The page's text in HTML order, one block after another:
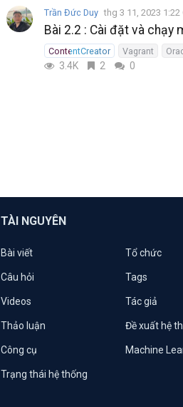
Trần Đức Duy thg 3 11, 2023 1:22
Bài 2.2 : Cài đặt và chạy
ContentCreator Vagrant
3.4K 2 0
TÀI NGUYÊN
Bài viết Tổ chức
Câu hỏi Tags
Videos Tác giả
Thảo luận Đề xuất hệ
Công cụ Machine
Trạng thái hệ thống